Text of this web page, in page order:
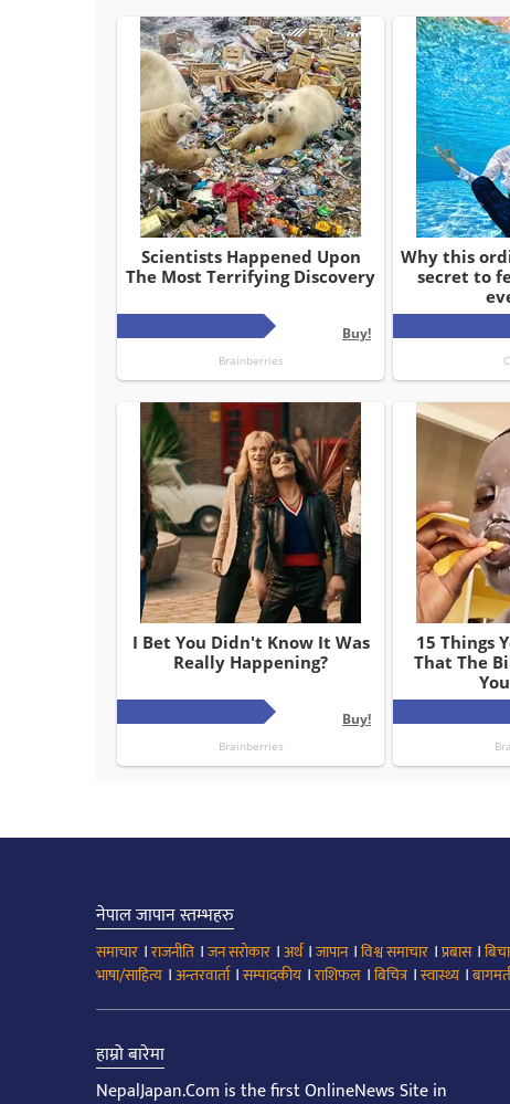
नेपाल जापान स्तम्भहरु
समाचार ।राजनीति ।जन सरोकार ।अर्थ।जापान।विश्व समाचार ।प्रबास।
भाषा/साहित्य ।अन्तरवार्ता।सम्पादकीय ।राशिफल ।बिचित्र।स्वास्थ्य ।
हाम्रो बारेमा
NepalJapan.Com is the first OnlineNews Site in